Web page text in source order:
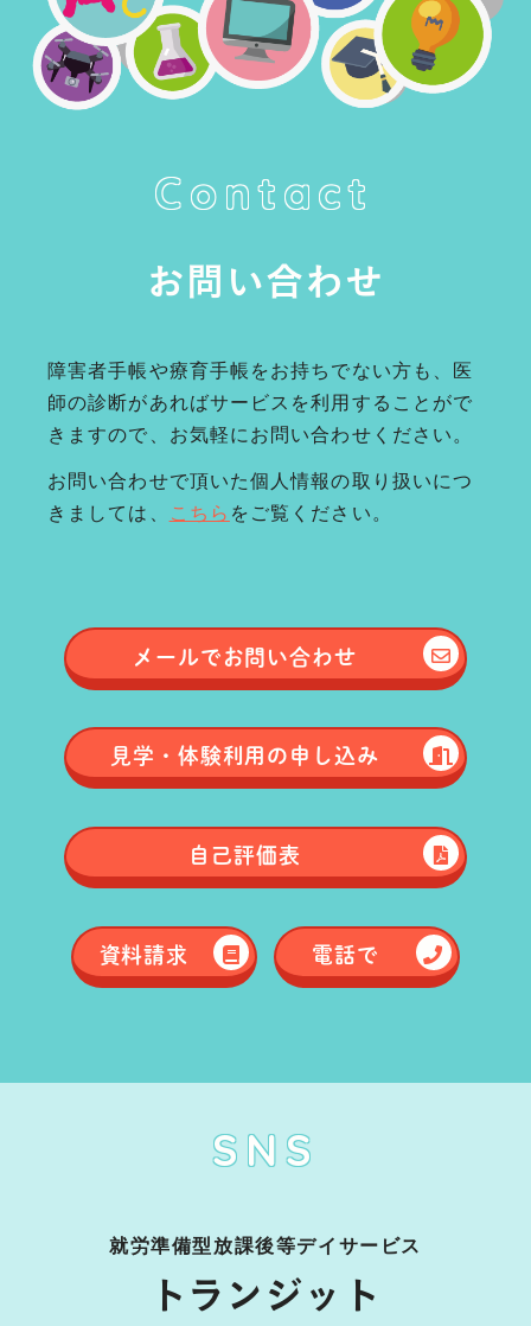
Contact
お問い合わせ
障害者手帳や療育手帳をお持ちでない方も、医
師の診断があればサービスを利用することがで
きますので、お気軽にお問い合わせください。
お問い合わせで頂いた個人情報の取り扱いにつ
きましては、
こちら をご覧ください。
メールでお問い合わせ
見学・体験利用の申し込み
自己評価表
資料請求 電話で
SNS
就労準備型放課後等デイサービス
トランジット